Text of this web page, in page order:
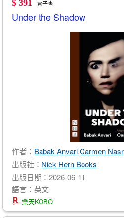
$ 391 電子書
Under the Shadow
作者： Babak Anvari,Carmen Nasr
出版社： Nick Hern Books
出版日期：2026-06-11
語言：英文
樂天KOBO